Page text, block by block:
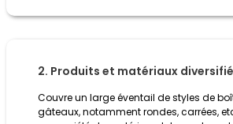
2. Produits et matériaux
Couvre un large éventail de styles de
gâteaux, notamment rondes, carrées,